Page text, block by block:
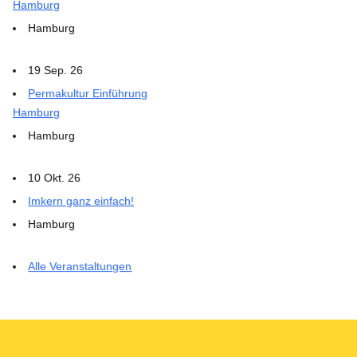
Hamburg
Hamburg
19 Sep. 26
Permakultur Einführung
Hamburg
Hamburg
10 Okt. 26
Imkern ganz einfach!
Hamburg
Alle Veranstaltungen